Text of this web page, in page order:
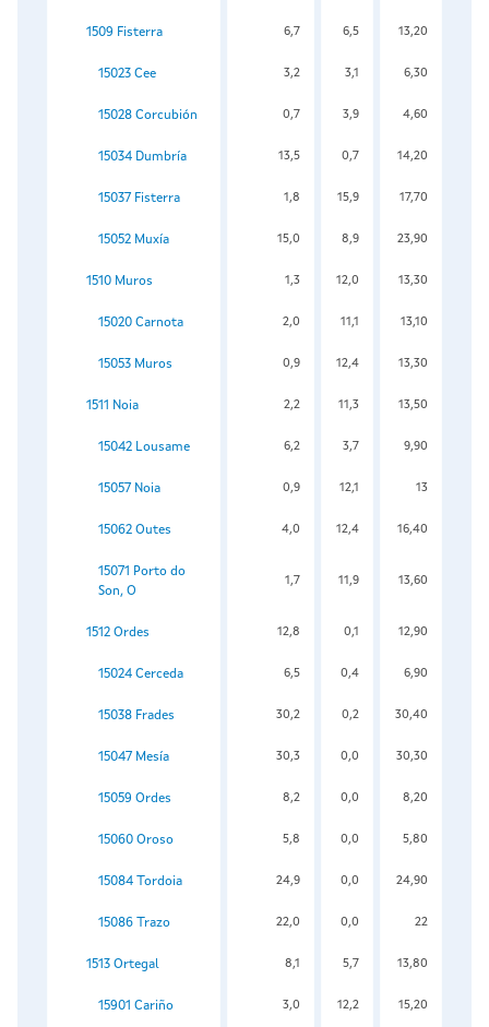
1509 Fisterra 6,7 6,5 13,20
15023 Cee 3,2 3,1 6,30
15028 Corcubión 0,7 3,9 4,60
15034 Dumbría 13,5 0,7 14,20
15037 Fisterra 1,8 15,9 17,70
15052 Muxía 15,0 8,9 23,90
1510 Muros 1,3 12,0 13,30
15020 Carnota 2,0 11,1 13,10
15053 Muros 0,9 12,4 13,30
1511 Noia 2,2 11,3 13,50
15042 Lousame 6,2 3,7 9,90
15057 Noia 0,9 12,1 13
15062 Outes 4,0 12,4 16,40
15071 Porto do
Son, O
1,7 11,9 13,60
1512 Ordes 12,8 0,1 12,90
15024 Cerceda 6,5 0,4 6,90
15038 Frades 30,2 0,2 30,40
15047 Mesía 30,3 0,0 30,30
15059 Ordes 8,2 0,0 8,20
15060 Oroso 5,8 0,0 5,80
15084 Tordoia 24,9 0,0 24,90
15086 Trazo 22,0 0,0 22
1513 Ortegal 8,1 5,7 13,80
15901 Cariño 3,0 12,2 15,20